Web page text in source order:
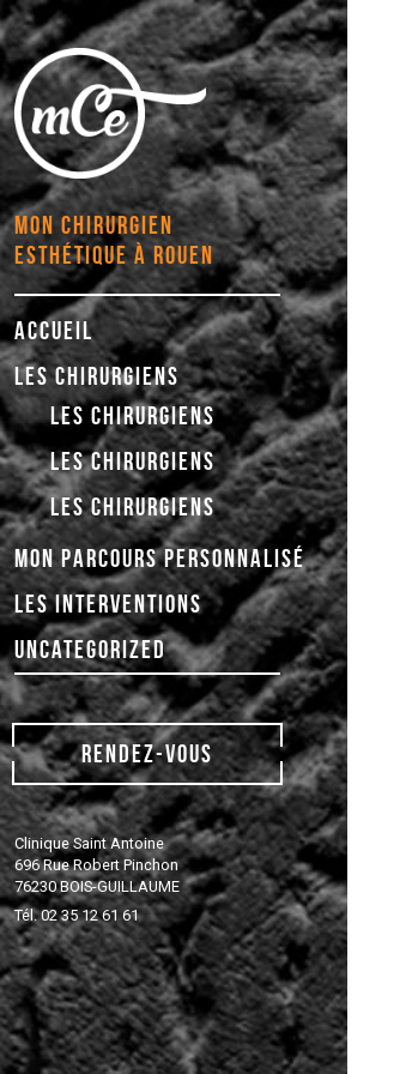
MON CHIRURGIEN
ESTHÉTIQUE À ROUEN
ACCUEIL
LES CHIRURGIENS
LES CHIRURGIENS
LES CHIRURGIENS
LES CHIRURGIENS
MON PARCOURS PERSONNALISÉ
LES INTERVENTIONS
UNCATEGORIZED
RENDEZ-VOUS
Clinique Saint Antoine
696 Rue Robert Pinchon
76230 BOIS-GUILLAUME
Tél. 02 35 12 61 61